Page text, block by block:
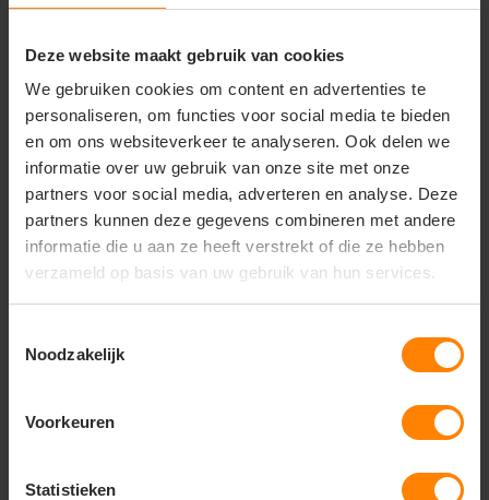
Deze website maakt gebruik van cookies
We gebruiken cookies om content en advertenties te
personaliseren, om functies voor social media te bieden
en om ons websiteverkeer te analyseren. Ook delen we
informatie over uw gebruik van onze site met onze
partners voor social media, adverteren en analyse. Deze
partners kunnen deze gegevens combineren met andere
informatie die u aan ze heeft verstrekt of die ze hebben
verzameld op basis van uw gebruik van hun services.
Noodzakelijk
Voorkeuren
Statistieken
achterzak en een lus voor een telefoonpocket.
Perfect voor
• Werk in warme omstandigheden
• Bouw en techniek
• Logistiek en magazijnwerk
• Installatie- en servicewerk
• Algemeen buitenwerk
Belangrijkste kenmerken
• Artikelnummer: 044467
• Materiaal: 50% katoen, 50% polyester
• Stofgewicht: 285 g/m²
• 2 steekzakken
• Lus voor telefoonpocket